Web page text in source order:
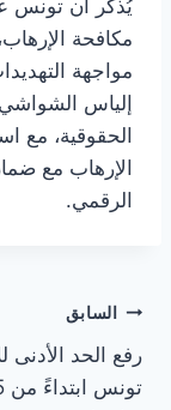
يُذكر أن تونس
مكافحة
مواجهة
إلياس الشواشي
الحقوقية، مع
الإرهاب مع
الرقمي.
تصفّح
المقالات
السابق
رفع الحد الأدنى